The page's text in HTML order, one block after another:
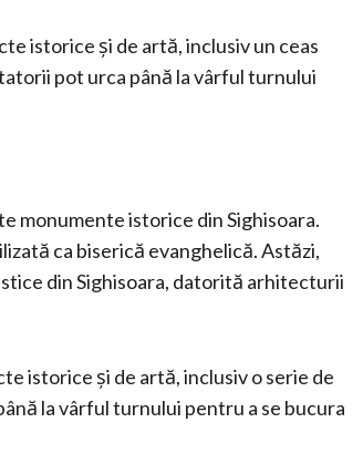
istorice și de artă, inclusiv un ceas
pot urca până la vârful turnului
monumente istorice din Sighisoara.
ca biserică evanghelică. Astăzi,
din Sighisoara, datorită arhitecturii
istorice și de artă, inclusiv o serie de
la vârful turnului pentru a se bucura